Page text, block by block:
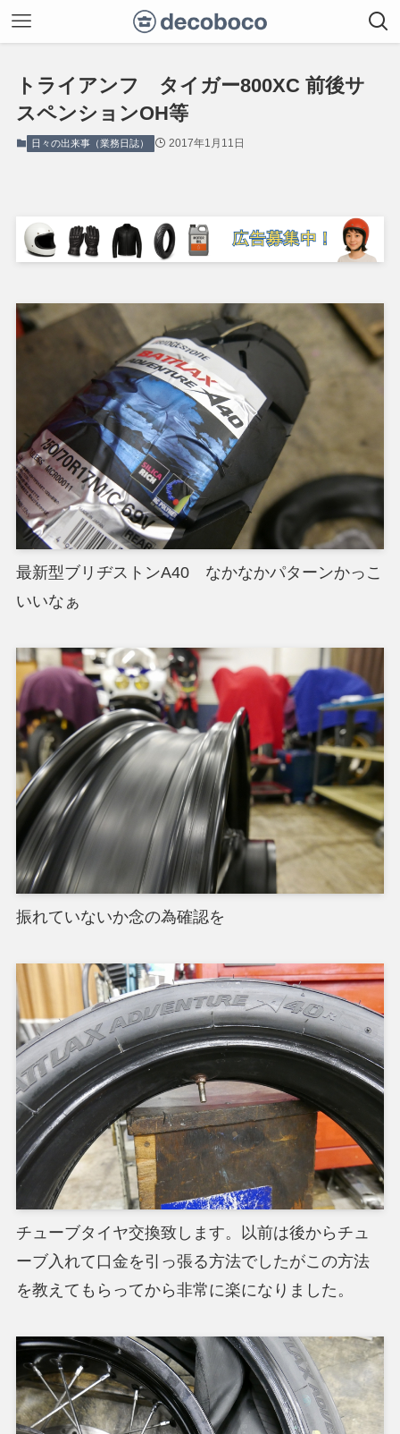
トライアンフ タイガー800XC 前後サ
スペンションOH等
日々の出来事（業務日誌） 2017年1月11日
最新型ブリヂストンA40 なかなかパターンかっこ
いいなぁ
振れていないか念の為確認を
チューブタイヤ交換致します。以前は後からチュ
ーブ入れて口金を引っ張る方法でしたがこの方法
を教えてもらってから非常に楽になりました。